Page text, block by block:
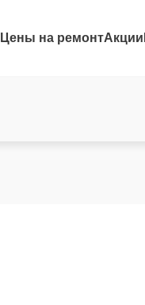
Цены на ремонтАкции